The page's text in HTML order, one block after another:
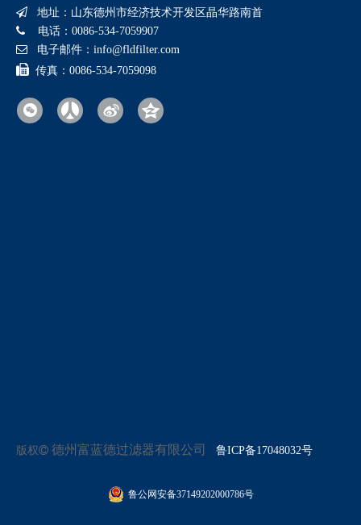
 地址：山东德州市经济技术开发区晶华路南首
 电话：0086-534-7059907
 电子邮件： info@fldfilter.com
 传真：0086-534-7059098
版权 德州富蓝德过滤器有限公司 鲁ICP备17048032号
鲁公网安备37149202000786号